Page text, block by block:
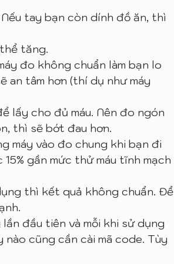
Nếu tay bạn còn dính đồ ăn, thì
tăng.
đo không chuẩn làm bạn lo
an tâm hơn (thí dụ như máy
lấy cho đủ máu. Nên đo ngón
thì sẽ bớt đau hơn.
máy vào đo chung khi bạn đi
gần mức thử máu tĩnh mạch
thì kết quả không chuẩn. Để
đầu tiên và mỗi khi sử dụng
nào cũng cần cài mã code. Tùy